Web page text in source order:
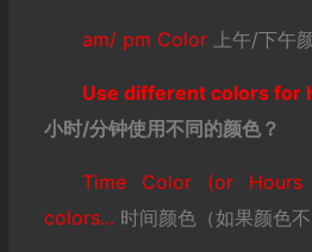
am/ pm Color上午/下午
Use different colors for
小时/分钟使用不同的颜色？
Time Color (or
colors... 时间颜色（如果颜色